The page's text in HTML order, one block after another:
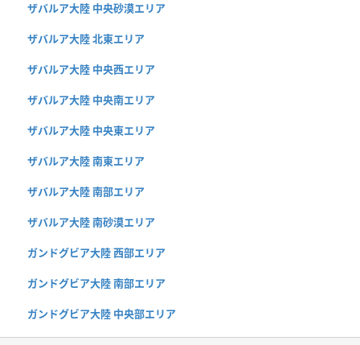
ザバルア大陸 中央砂漠エリア
ザバルア大陸 北東エリア
ザバルア大陸 中央西エリア
ザバルア大陸 中央南エリア
ザバルア大陸 中央東エリア
ザバルア大陸 南東エリア
ザバルア大陸 南部エリア
ザバルア大陸 南砂漠エリア
ガンドグビア大陸 西部エリア
ガンドグビア大陸 南部エリア
ガンドグビア大陸 中央部エリア